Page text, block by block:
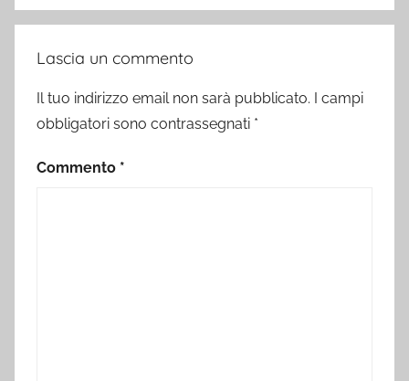
Lascia un commento
Il tuo indirizzo email non sarà pubblicato.
I campi
obbligatori sono contrassegnati *
Commento *